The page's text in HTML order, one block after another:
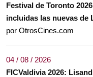
Festival de Toronto
incluidas las nuevas de
por OtrosCines.com
04 / 08 / 2026
FICValdivia 2026: